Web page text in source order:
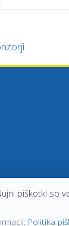
piškotki so
Politika